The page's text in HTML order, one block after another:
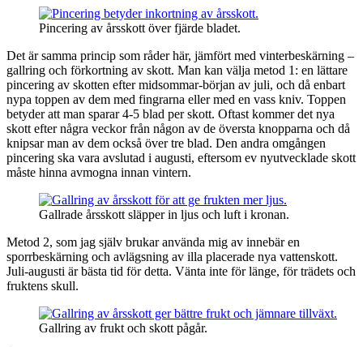
Pincering av årsskott över fjärde bladet.
Det är samma princip som råder här, jämfört med vinterbeskärning –
gallring och förkortning av skott. Man kan välja metod 1: en lättare
pincering av skotten efter midsommar-början av juli, och då enbart
nypa toppen av dem med fingrarna eller med en vass kniv. Toppen
betyder att man sparar 4-5 blad per skott. Oftast kommer det nya
skott efter några veckor från någon av de översta knopparna och då
knipsar man av dem också över tre blad. Den andra omgången
pincering ska vara avslutad i augusti, eftersom ev nyutvecklade skott
måste hinna avmogna innan vintern.
Gallrade årsskott släpper in ljus och luft i kronan.
Metod 2, som jag själv brukar använda mig av innebär en
sporrbeskärning och avlägsning av illa placerade nya vattenskott.
Juli-augusti är bästa tid för detta. Vänta inte för länge, för trädets och
fruktens skull.
Gallring av frukt och skott pågår.